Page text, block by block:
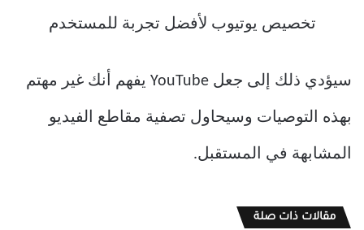
سيؤدي ذلك إلى جعل YouTube يفهم أنك غير مهتم
بهذه التوصيات وسيحاول تصفية مقاطع الفيديو
المشابهة في المستقبل.
مقالات ذات صلة